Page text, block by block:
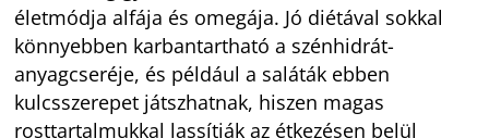
életmódja alfája és omegája. Jó diétával sokkal
könnyebben karbantartható a szénhidrát-
anyagcseréje, és például a saláták ebben
kulcsszerepet játszhatnak, hiszen magas
rosttartalmukkal lassítják az étkezésen belül